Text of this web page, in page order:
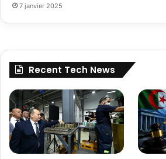
7 janvier 2025
Recent Tech News